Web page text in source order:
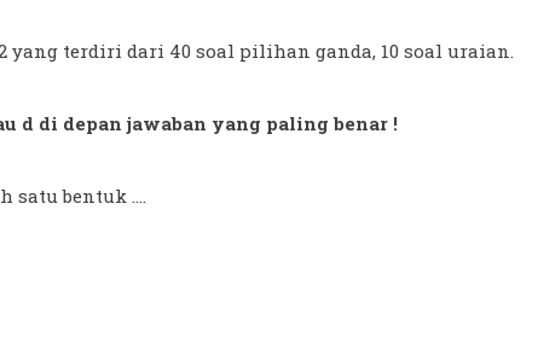
terdiri dari 40 soal pilihan ganda, 10 soal uraian.
d di depan jawaban yang paling benar !
satu bentuk ....